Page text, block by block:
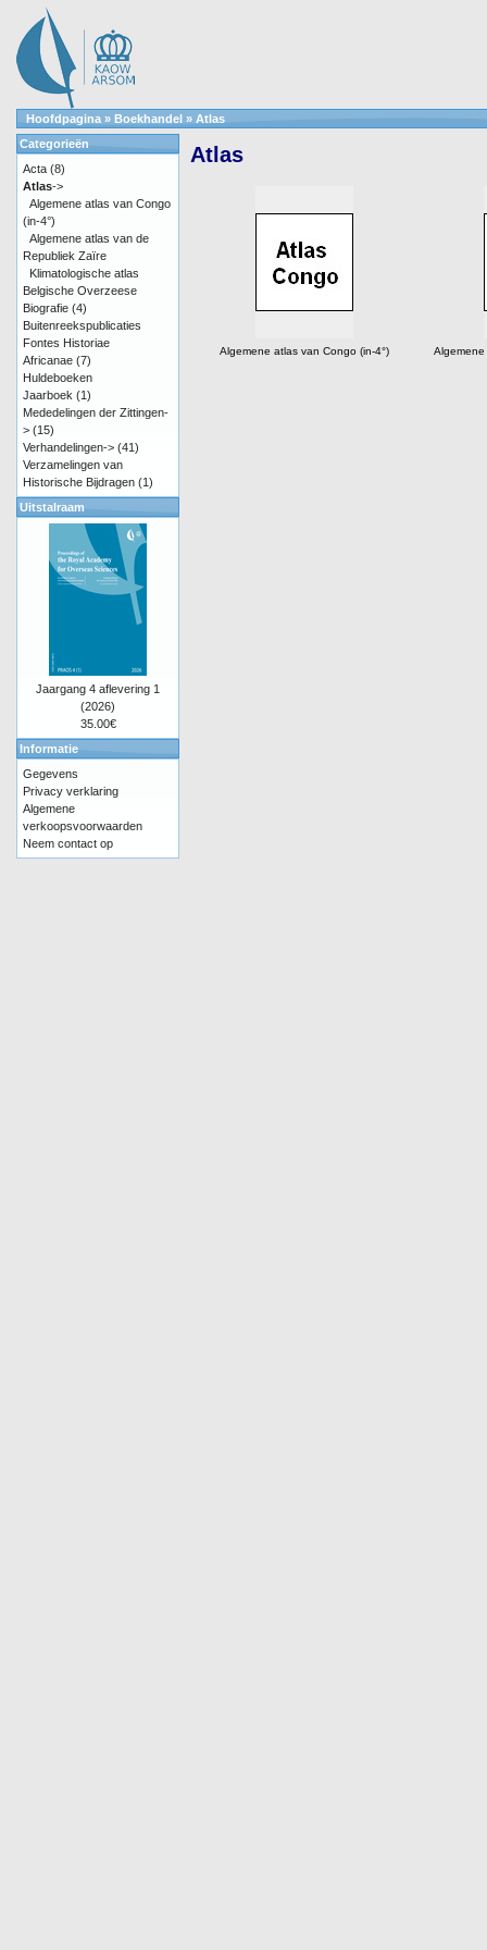
Hoofdpagina » Boekhandel » Atlas
Atlas
Algemene atlas van Congo (in-4°)
Categorieën
Acta (8)
Atlas->
Algemene atlas van Congo
(in-4°)
Algemene atlas van de
Republiek Zaïre
Klimatologische atlas
Belgische Overzeese
Biografie (4)
Buitenreekspublicaties
Fontes Historiae
Africanae (7)
Huldeboeken
Jaarboek (1)
Mededelingen der Zittingen-
> (15)
Verhandelingen-> (41)
Verzamelingen van
Historische Bijdragen (1)
Uitstalraam
Jaargang 4 aflevering 1
(2026)
35.00€
Informatie
Gegevens
Privacy verklaring
Algemene
verkoopsvoorwaarden
Neem contact op